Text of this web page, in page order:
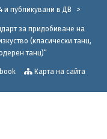
публикувани в ДВ >
за придобиване на
(класически танц,
танц)“
Карта на сайта